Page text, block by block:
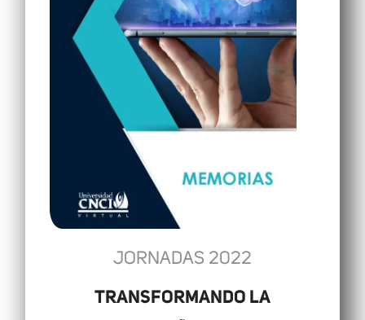
JORNADAS 2022
TRANSFORMANDO LA